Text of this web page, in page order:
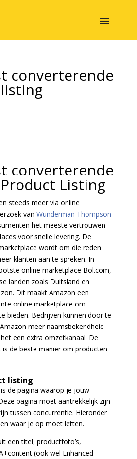
converterende
converterende
Listing
steeds meer via online
van Wunderman Thompson
het meeste vertrouwen
voor snelle levering. De
wordt om die reden
klanten aan te spreken. In
online marketplace Bol.com,
landen zoals Duitsland en
Dit maakt Amazon een
online marketplace om
bieden. Bedrijven kunnen door te
meer naamsbekendheid
een extra omzetkanaal. De
is de beste manier om producten
listing
de pagina waarop je jouw
pagina moet aantrekkelijk zijn
tussen concurrentie. Hieronder
waar je op moet letten.
een titel, productfoto’s,
(ook wel Enhanced